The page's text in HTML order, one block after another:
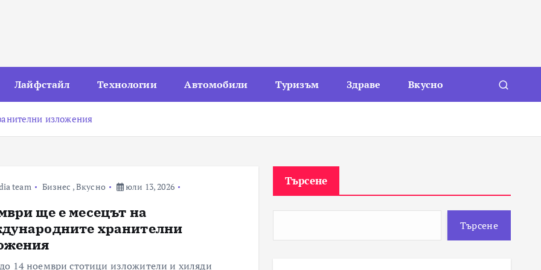
Лайфстайл Технологии Автомобили Туризъм Здраве Вкусно
изложения
team Бизнес ,Вкусно юли 13, 2026
ще е месецът на
хранителни
14 ноември стотици изложители и хиляди
Търсене
Търсене